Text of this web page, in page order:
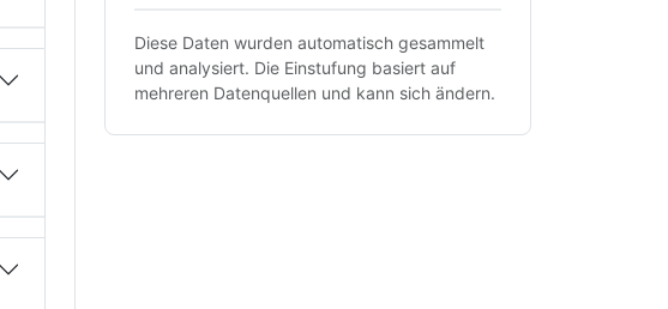
Diese Daten wurden automatisch gesammelt
und analysiert. Die Einstufung basiert auf
mehreren Datenquellen und kann sich ändern.